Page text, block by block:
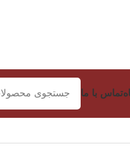
تماس با ما